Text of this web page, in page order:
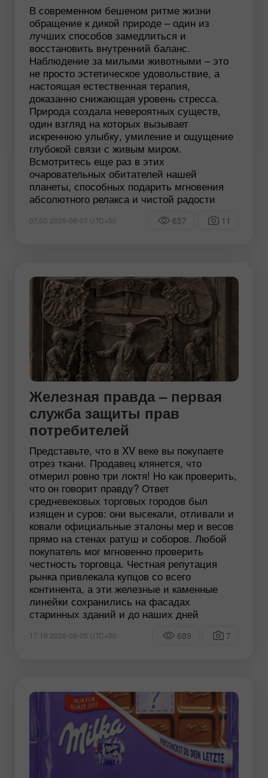
В современном бешеном ритме жизни
обращение к дикой природе – один из
лучших способов замедлиться и
восстановить внутренний баланс.
Наблюдение за милыми животными – это
не просто эстетическое удовольствие, а
настоящая естественная терапия,
доказанно снижающая уровень стресса.
Природа создала невероятных существ,
один взгляд на которых вызывает
искреннюю улыбку, умиление и ощущение
глубокой связи с живым миром.
Всмотритесь еще раз в этих
очаровательных обитателей нашей
планеты, способных подарить мгновения
абсолютного релакса и чистой радости
07:05 2026-08-07 UTC+00 657 11
Железная правда – первая
служба защиты прав
потребителей
Представьте, что в XV веке вы покупаете
отрез ткани. Продавец клянется, что
отмерил ровно три локтя! Но как проверить,
что он говорит правду? Ответ
средневековых торговых городов был
изящен и суров: они высекали, отливали и
ковали официальные эталоны мер и весов
прямо на стенах ратуш и соборов. Любой
покупатель мог мгновенно проверить
честность торговца. Честная репутация
рынка привлекала купцов со всего
континента, а эти железные и каменные
линейки сохранились на фасадах
старинных зданий и до наших дней
17:18 2026-08-05 UTC+00 689 7